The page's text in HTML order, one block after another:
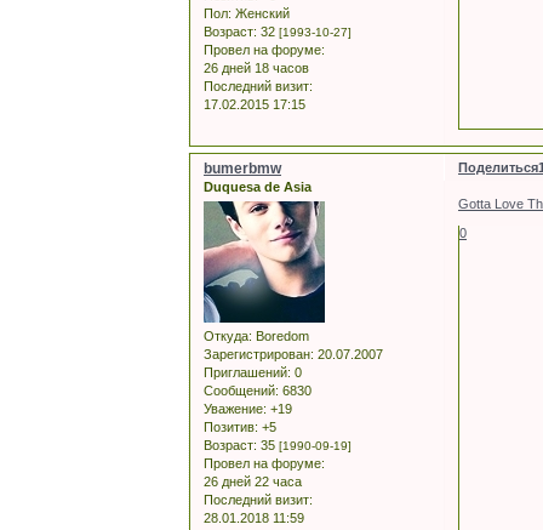
Пол: Женский
Возраст: 32 [1993-10-27]
Провел на форуме:
26 дней 18 часов
Последний визит:
17.02.2015 17:15
Поделиться
bumerbmw
Duquesa de Asia
Откуда: Boredom
Зарегистрирован: 20.07.2007
Приглашений: 0
Сообщений: 6830
Уважение: +19
Позитив: +5
Возраст: 35 [1990-09-19]
Провел на форуме:
26 дней 22 часа
Последний визит:
28.01.2018 11:59
Gotta Love
0